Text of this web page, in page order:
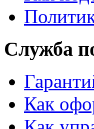
Служба
Как